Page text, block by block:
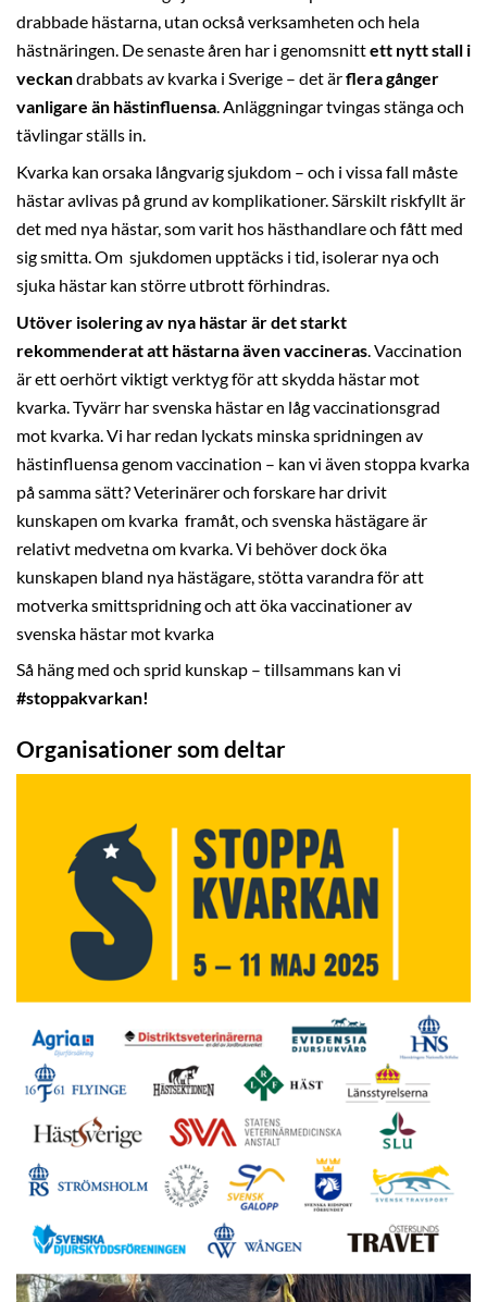
drabbade hästarna, utan också verksamheten och hela
hästnäringen. De senaste åren har i genomsnittett nytt stall i
veckandrabbats av kvarka i Sverige – det ärflera gånger
vanligare än hästinfluensa. Anläggningar tvingas stänga och
tävlingar ställs in.
Kvarka kan orsaka långvarig sjukdom – och i vissa fall måste
hästar avlivas på grund av komplikationer. Särskilt riskfyllt är
det med nya hästar, som varit hos hästhandlare och fått med
sig smitta. Om sjukdomen upptäcks i tid, isolerar nya och
sjuka hästar kan större utbrott förhindras.
Utöver isolering av nya hästar är det starkt
rekommenderat att hästarna även vaccineras.Vaccination
är ett oerhört viktigt verktyg för att skydda hästar mot
kvarka. Tyvärr har svenska hästar en låg vaccinationsgrad
mot kvarka. Vi har redan lyckats minska spridningen av
hästinfluensa genom vaccination – kan vi även stoppa kvarka
på samma sätt? Veterinärer och forskare har drivit
kunskapen om kvarka framåt, och svenska hästägare är
relativt medvetna om kvarka. Vi behöver dock öka
kunskapen bland nya hästägare, stötta varandra för att
motverka smittspridning och att öka vaccinationer av
svenska hästar mot kvarka
Så häng med och sprid kunskap – tillsammans kan vi
#stoppakvarkan!
Organisationer som deltar